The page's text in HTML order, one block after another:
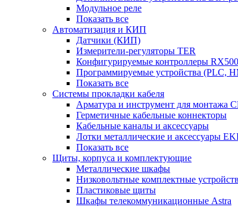
Модульное реле
Показать все
Автоматизация и КИП
Датчики (КИП)
Измерители-регуляторы TER
Конфигурируемые контроллеры
Программируемые устройства (PLC,
Показать все
Системы прокладки кабеля
Арматура и инструмент для монтажа
Герметичные кабельные коннекторы
Кабельные каналы и аксессуары
Лотки металлические и аксессуары
Показать все
Щиты, корпуса и комплектующие
Металлические шкафы
Низковольтные комплектные
Пластиковые щиты
Шкафы телекоммуникационные Astra